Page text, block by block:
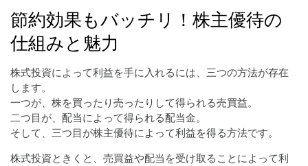
節約効果もバッチリ！株主優待の
仕組みと魅力
株式投資によって利益を手に入れるには、三つの方法が存在
します。
一つが、株を買ったり売ったりして得られる売買益。
二つ目が、配当によって得られる配当金。
そして、三つ目が株主優待によって利益を得る方法です。
株式投資ときくと、売買益や配当を受け取ることによって利